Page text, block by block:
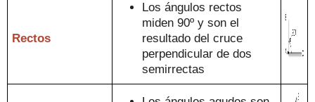
Rectos
Losángulos rectos
miden 90º y son el
resultado del cruce
perpendicular de dos
semirrectas